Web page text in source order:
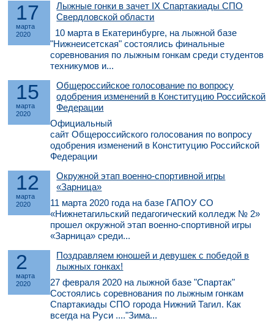
17
марта
2020
Лыжные гонки в зачет IX Спартакиады СПО
Свердловской области
10 марта в Екатеринбурге, на лыжной базе
"Нижнеисетская" состоялись финальные
соревнования по лыжным гонкам среди студентов
техникумов и...
15
марта
2020
Общероссийское голосование по вопросу
одобрения изменений в Конституцию Российской
Федерации
Официальный
сайт Общероссийского голосования по вопросу
одобрения изменений в Конституцию Российской
Федерации
12
марта
2020
Окружной этап военно-спортивной игры
«Зарница»
11 марта 2020 года на базе ГАПОУ СО
«Нижнетагильский педагогический колледж № 2»
прошел окружной этап военно-спортивной игры
«Зарница» среди...
2
марта
2020
Поздравляем юношей и девушек с победой в
лыжных гонках!
27 февраля 2020 на лыжной базе "Спартак"
Состоялись соревнования по лыжным гонкам
Спартакиады СПО города Нижний Тагил. Как
всегда на Руси ...."Зима...